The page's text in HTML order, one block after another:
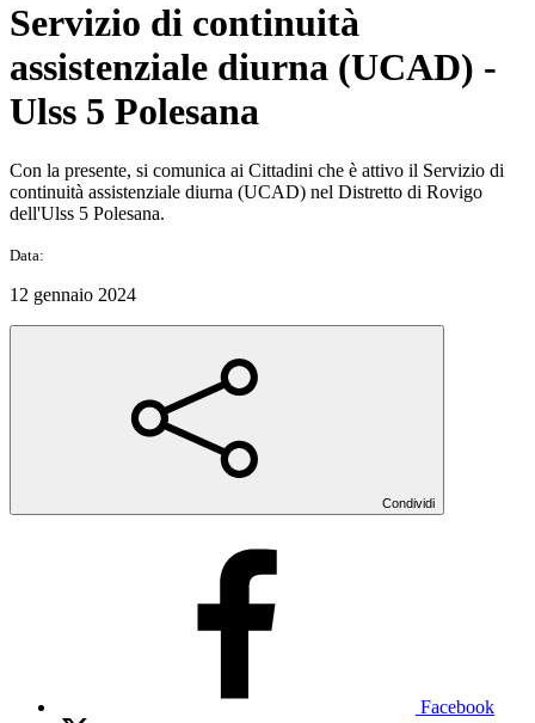
Servizio di continuità
assistenziale diurna (UCAD) -
Ulss 5 Polesana
Con la presente, si comunica ai Cittadini che è attivo il Servizio di
continuità assistenziale diurna (UCAD) nel Distretto di Rovigo
dell'Ulss 5 Polesana.
Data:
12 gennaio 2024
Condividi
Facebook